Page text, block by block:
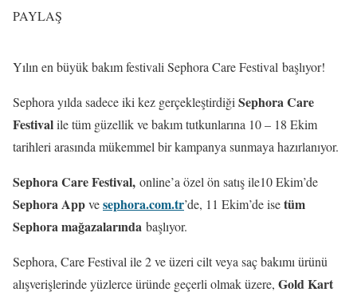
PAYLAŞ
Yılın en büyük bakım festivali Sephora Care Festival başlıyor!
Sephora yılda sadece iki kez gerçekleştirdiği Sephora Care
Festivalile tüm güzellik ve bakım tutkunlarına 10 – 18 Ekim
tarihleri arasında mükemmel bir kampanya sunmaya hazırlanıyor.
Sephora Care Festival, online’a özel ön satış ile10 Ekim’de
Sephora Appvesephora.com.tr’de, 11 Ekim’de isetüm
Sephora mağazalarında başlıyor.
Sephora, Care Festival ile 2 ve üzeri cilt veya saç bakımı ürünü
alışverişlerinde yüzlerce üründe geçerli olmak üzere, Gold Kart